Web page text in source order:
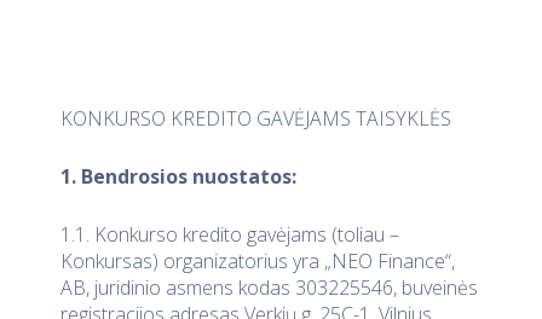
KONKURSO KREDITO GAVĖJAMS TAISYKLĖS
1. Bendrosios nuostatos:
1.1. Konkurso kredito gavėjams (toliau –
Konkursas) organizatorius yra „NEO Finance“,
AB, juridinio asmens kodas 303225546, buveinės
registracijos adresas Verkių g. 25C-1, Vilnius